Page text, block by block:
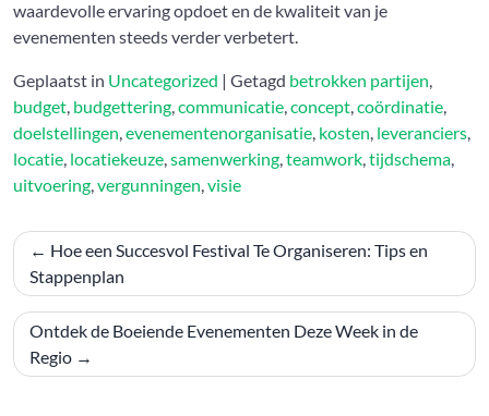
waardevolle ervaring opdoet en de kwaliteit van je
evenementen steeds verder verbetert.
Geplaatst in Uncategorized | Getagd betrokken partijen,
budget, budgettering,communicatie,concept,coördinatie,
doelstellingen,evenementenorganisatie, kosten, leveranciers,
locatie, locatiekeuze,samenwerking,teamwork,tijdschema,
uitvoering,vergunningen,visie
Bericht
navigatie
Hoe een Succesvol Festival Te Organiseren: Tips en
Stappenplan
Ontdek de Boeiende Evenementen Deze Week in de
Regio